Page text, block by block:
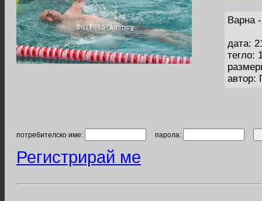
Варна
дата:
тегло:
автор:
потребителско име: парола:
Регистрирай ме